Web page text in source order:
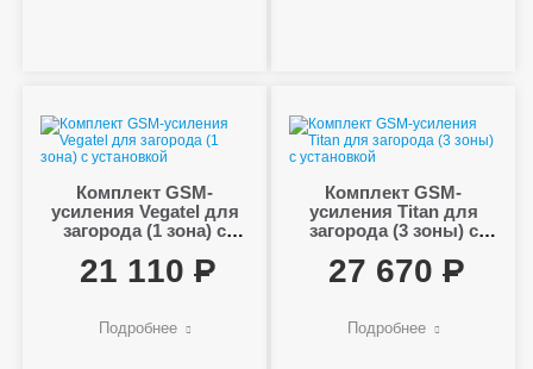
Комплект GSM-
усиления Vegatel для
загорода (1 зона) с
21 110
Подробнее
Комплект GSM-
усиления Titan для
загорода (3 зоны) с
27 670
Подробнее